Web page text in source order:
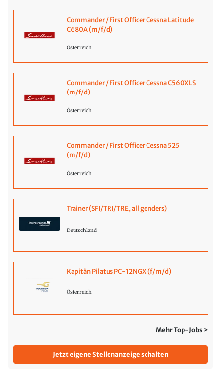
Commander / First Officer Cessna Latitude
C680A (m/f/d)
Österreich
Commander / First Officer Cessna C560XLS
(m/f/d)
Österreich
Commander / First Officer Cessna 525
(m/f/d)
Österreich
Trainer (SFI/TRI/TRE, all genders)
Deutschland
Kapitän Pilatus PC-12NGX (f/m/d)
Österreich
Mehr Top-Jobs >
Jetzt eigene Stellenanzeige schalten